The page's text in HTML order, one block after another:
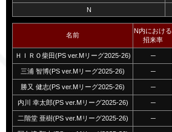
N
名前
N内における
招来率
ＨＩＲＯ柴田(PS ver.Mリーグ2025-26) ─
三浦 智博(PS ver.Mリーグ2025-26) ─
勝又 健志(PS ver.Mリーグ2025-26) ─
内川 幸太郎(PS ver.Mリーグ2025-26) ─
二階堂 亜樹(PS ver.Mリーグ2025-26) ─